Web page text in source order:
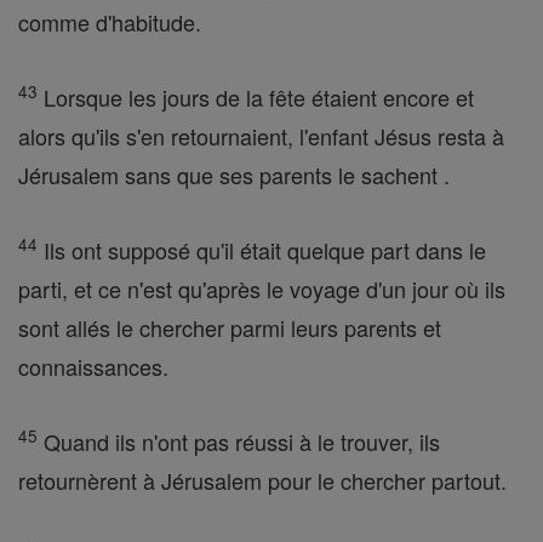
comme d'habitude.
43 Lorsque les jours de la fête étaient encore et
alors qu'ils s'en retournaient, l'enfant Jésus resta à
Jérusalem sans que ses parents le sachent .
44 Ils ont supposé qu'il était quelque part dans le
parti, et ce n'est qu'après le voyage d'un jour où ils
sont allés le chercher parmi leurs parents et
connaissances.
45 Quand ils n'ont pas réussi à le trouver, ils
retournèrent à Jérusalem pour le chercher partout.